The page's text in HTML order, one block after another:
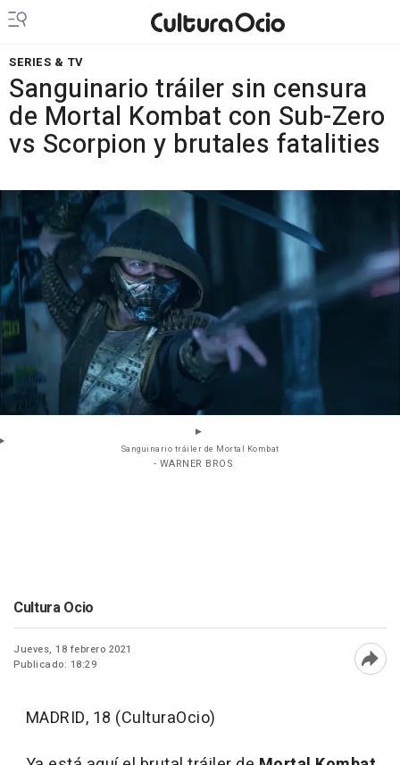
SERIES & TV
Sanguinario tráiler sin censura
de Mortal Kombat con Sub-Zero
vs Scorpion y brutales fatalities
Sanguinario tráiler de Mortal Kombat
- WARNER BROS
Cultura Ocio
Jueves, 18 febrero 2021
Publicado: 18:29
MADRID, 18 (CulturaOcio)